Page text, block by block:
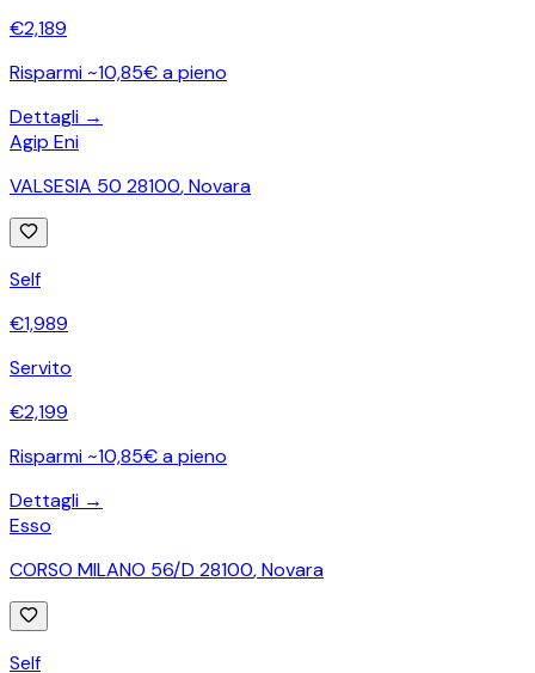
€2,189
Risparmi ~10,85€ a pieno
Dettagli →
Agip Eni
VALSESIA 50 28100,Novara
Self
€1,989
Servito
€2,199
Risparmi ~10,85€ a pieno
Dettagli →
Esso
CORSO MILANO 56/D 28100,Novara
Self